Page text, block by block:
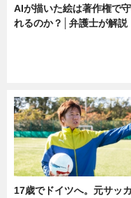
AIが描いた絵は著作権で
れるのか？│弁護士が解説
17歳でドイツへ。元サッ